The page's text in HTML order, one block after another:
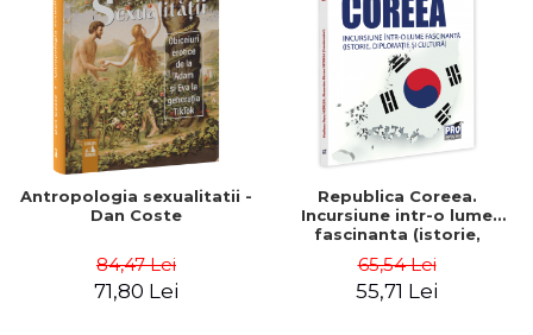
Antropologia sexualitatii -
Dan Coste
84,47 Lei
71,80 Lei
Republica Coreea.
Incursiune intr-o lume
fascinanta (istorie,
Alexandru-Mircea Nedelea,
Marilena-Oana Nedelea
65,54 Lei
55,71 Lei